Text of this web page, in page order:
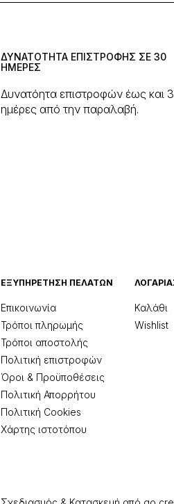
ΔΥΝΑΤΟΤΗΤΑ ΕΠΙΣΤΡΟΦΗΣ ΣΕ 30
ΗΜΕΡΕΣ
Δυνατόητα επιστροφών έως και
ημέρες από την παραλαβή.
ΕΞΥΠΗΡΈΤΗΣΗ ΠΕΛΑΤΏΝ
Επικοινωνία
Τρόποι πληρωμής
Τρόποι αποστολής
Πολιτική επιστροφών
Όροι & Προϋποθέσεις
Πολιτική Απορρήτου
Πολιτική Cookies
Χάρτης ιστοτόπου
Καλάθι
Wishlist